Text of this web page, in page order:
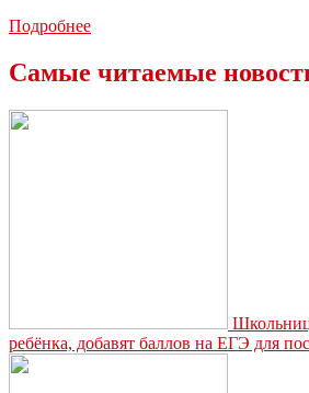
ПодробнееТурция,
Тунис
Самые читаемые
ребёнка, добавят баллов на ЕГЭ для